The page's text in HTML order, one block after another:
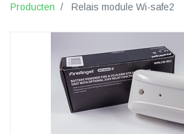
Producten Relais module Wi-safe2